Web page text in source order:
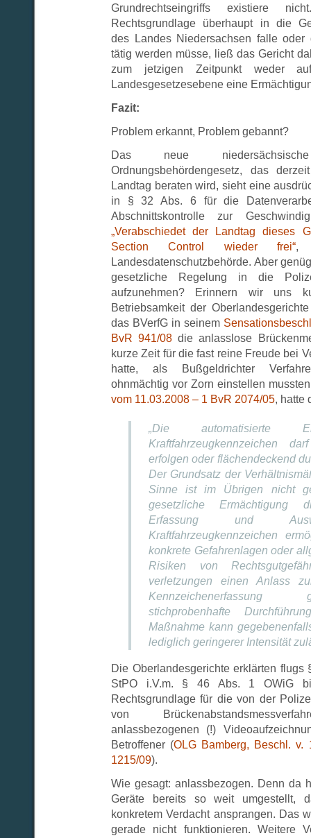
Grundrechtseingriffs existiere
Rechtsgrundlage überhaupt in die
des Landes Niedersachsen falle oder
tätig werden müsse, ließ das Gericht
zum jetzigen Zeitpunkt weder
Landesgesetzesebene eine
Fazit:
Problem erkannt, Problem gebannt?
Das neue
Ordnungsbehördengesetz, das
Landtag beraten wird, sieht eine
in § 32 Abs. 6 für die
Abschnittskontrolle zur
„Verabschiedet der Landtag dieses
Section Control wieder frei“,
Landesdatenschutzbehörde. Aber
gesetzliche Regelung in die
aufzunehmen? Erinnern wir uns
Betriebsamkeit der
das BVerfG in seinem
BvR 941/08 die anlasslose
kurze Zeit für die fast reine Freude bei
hatte, als Bußgeldrichter
ohnmächtig vor Zorn einstellen
vom 11.03.2008 – 1 BvR 2074/05, hatte
„Die automatisierte
Kraftfahrzeugkennzeichen
erfolgen oder flächendeckend
Der Grundsatz der
Sinne ist im Übrigen nicht
gesetzliche Ermächtigung
Erfassung und
Kraftfahrzeugkennzeichen
konkrete Gefahrenlagen oder
Risiken von
verletzungen einen Anlass
stichprobenhafte
Maßnahme kann
lediglich geringerer Intensität
Die Oberlandesgerichte erklärten flugs
StPO i.V.m. § 46 Abs. 1 OWiG
Rechtsgrundlage für die von der
von
anlassbezogenen (!)
Betroffener (OLG Bamberg, Beschl.
1215/09).
Wie gesagt: anlassbezogen. Denn da
Geräte bereits so weit umgestellt,
konkretem Verdacht ansprangen. Das
gerade nicht funktionieren. Weitere